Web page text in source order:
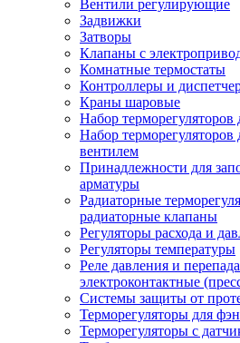
Вентили регулирующие
Задвижки
Затворы
Клапаны с
Комнатные термостаты
Контроллеры и
Краны шаровые
Набор терморегуляторов
Набор терморегуляторов
вентилем
Принадлежности для
арматуры
Радиаторные
радиаторные клапаны
Регуляторы расхода и
Регуляторы температуры
Реле давления и
электроконтактные
Системы защиты от
Терморегуляторы для
Терморегуляторы с